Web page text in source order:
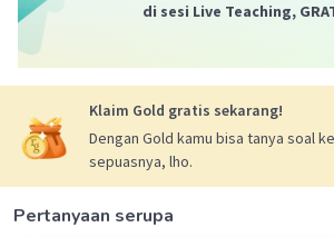
= 2+240 / 2
= 121
di sesi Live Teaching,
Klaim Gold gratis sekarang!
Dengan Gold kamu bisa tanya soal
sepuasnya, lho.
Pertanyaan serupa